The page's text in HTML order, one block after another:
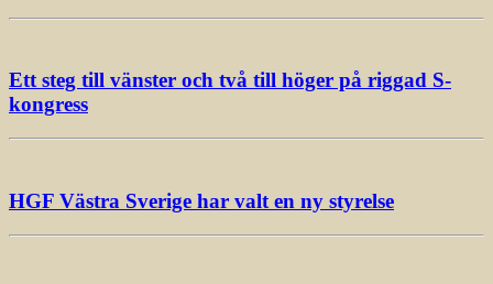
Ett steg till vänster och två till höger på riggad S-
kongress
HGF Västra Sverige har valt en ny styrelse